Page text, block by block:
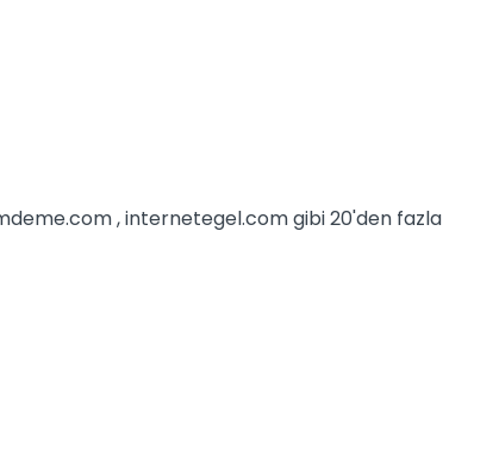
, internetegel.com gibi 20'den fazla